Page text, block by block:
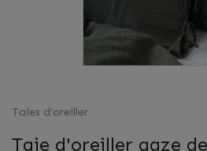
Taies d’oreiller
Taie d'oreiller gaze